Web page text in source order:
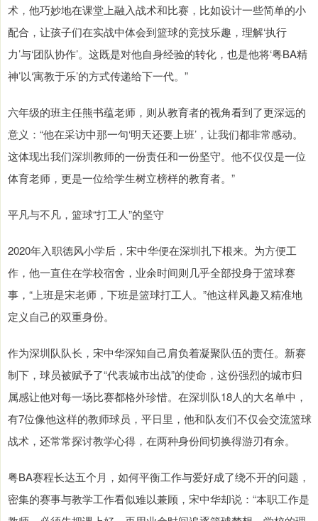
术，他巧妙地在课堂上融入战术和比赛，比如设计一些简单的小
配合，让孩子们在实战中体会到篮球的竞技乐趣，理解‘执行
力’与‘团队协作’。这既是对他自身经验的转化，也是他将‘粤BA精
神’以‘寓教于乐’的方式传递给下一代。”
六年级的班主任熊书蕴老师，则从教育者的视角看到了更深远的
意义：“他在采访中那一句‘明天还要上班’，让我们都非常感动。
这体现出我们深圳教师的一份责任和一份坚守。他不仅仅是一位
体育老师，更是一位给学生树立榜样的教育者。”
平凡与不凡，篮球“打工人”的坚守
2020年入职德风小学后，宋中华便在深圳扎下根来。为方便工
作，他一直住在学校宿舍，业余时间则几乎全部投身于篮球赛
事，“上班是宋老师，下班是篮球打工人。”他这样风趣又精准地
定义自己的双重身份。
作为深圳队队长，宋中华深知自己肩负着凝聚队伍的责任。新赛
制下，球员被赋予了“代表城市出战”的使命，这份强烈的城市归
属感让他对每一场比赛都格外珍惜。在深圳队18人的大名单中，
有7位像他这样的教师球员，平日里，他和队友们不仅会交流篮球
战术，还常常探讨教学心得，在两种身份间切换得游刃有余。
粤BA赛程长达五个月，如何平衡工作与爱好成了绕不开的问题，
密集的赛事与教学工作看似难以兼顾，宋中华却说：“本职工作是